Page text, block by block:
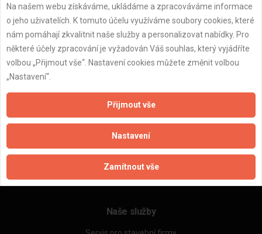
Aktualizováno z portálu ARES dne 01.01.2024 15:30:12
Zpracování a ochrana osobních údajů
Zásady pro používání souborů cookie
Obchodní podmínky (zprostředkování)
Obchodní podmínky (rozpočtování)
Reference
Naše excelové tabulky online
Naše služby
Na našem webu získáváme, ukládáme a zpracováváme informace
o jeho uživatelích. K tomuto účelu využíváme soubory cookies, které
nám pomáhají zkvalitnit naše služby a personalizovat nabídky. Pro
některé účely zpracování je vyžadován Váš souhlas, který vyjádříte
volbou „Přijmout vše“. Nastavení cookies můžete změnit volbou
„Nastavení“.
Přijmout vše
Nastavení
Zamítnout vše